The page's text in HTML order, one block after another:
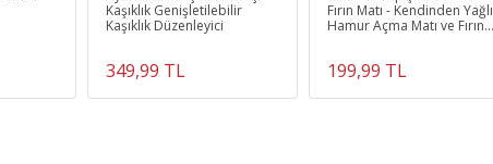
Kaşıklık Genişletilebilir
Kaşıklık Düzenleyici
349,99 TL
Fırın Matı - Kendinden Yağlı
Hamur Açma Matı ve Fırın
199,99 TL